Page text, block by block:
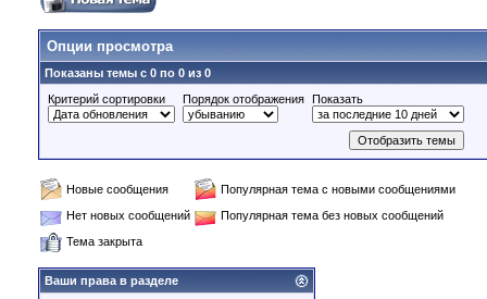
Опции просмотра
Показаны темы с 0 по 0 из 0
Критерий сортировки
Порядок отображения Показать
Новые сообщения
Популярная тема с новыми сообщениями
Нет новых сообщений
Популярная тема без новых сообщений
Тема закрыта
Ваши права в разделе